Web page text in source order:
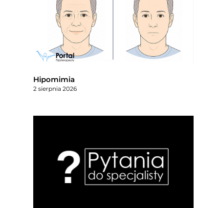
Hipomimia
2 sierpnia 2026